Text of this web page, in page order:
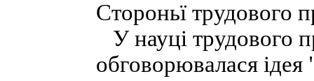
Стороньї трудового
У науці трудового
обговорювалася